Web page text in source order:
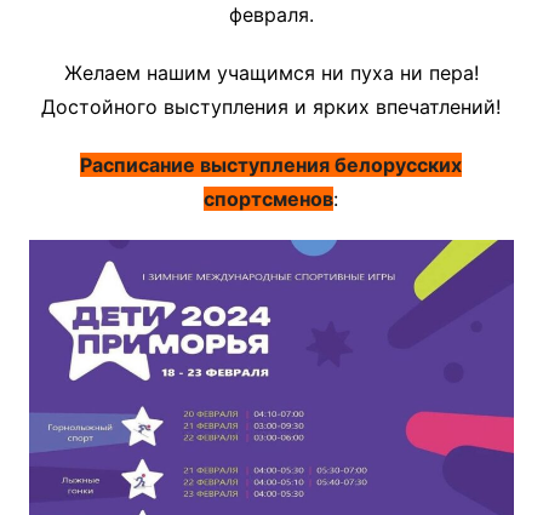
февраля.
Желаем нашим учащимся ни пуха ни пера!
Достойного выступления и ярких впечатлений!
Расписание выступления белорусских
спортсменов: